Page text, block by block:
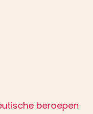
beroepen